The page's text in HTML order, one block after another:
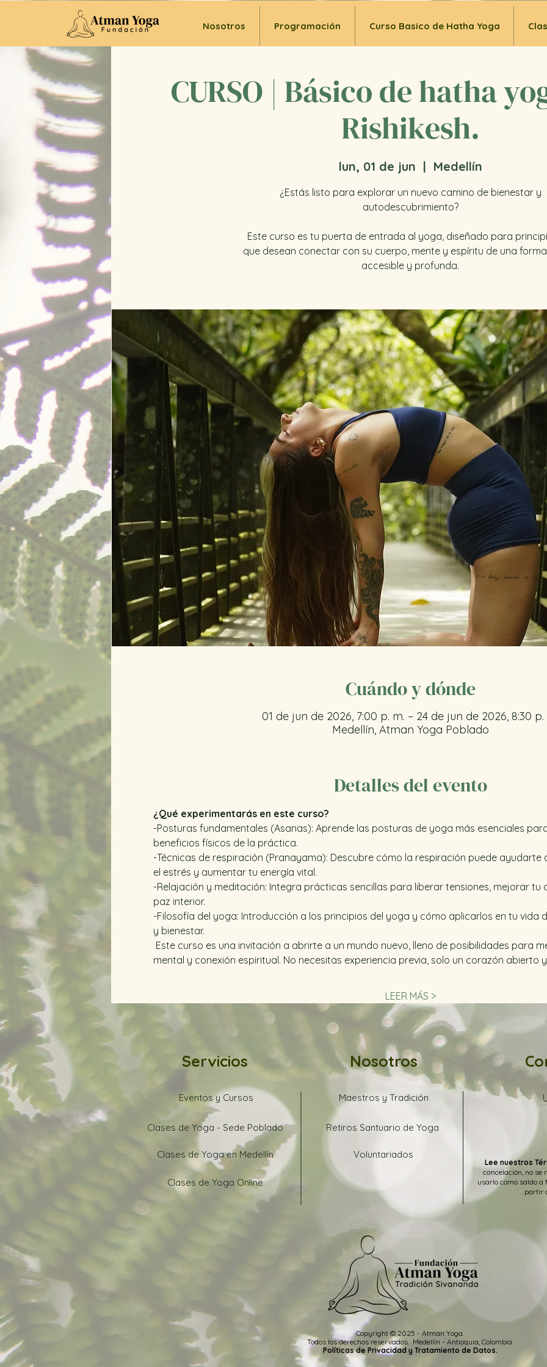
Nosotros Programación Curso Basico de Hatha Yoga
CURSO | Básico de hatha
Rishikesh.
lun, 01 de jun
  |
Medellín
¿Estás listo para explorar un nuevo camino de bienestar y
autodescubrimiento?
Este curso es tu puerta de entrada al yoga, diseñado para
que desean conectar con su cuerpo, mente y espíritu de una
accesible y profunda.
Cuándo y dónde
01 de jun de 2026, 7:00 p. m. – 24 de jun de 2026, 8:30 p.
Medellín, Atman Yoga Poblado
Detalles del evento
¿Qué experimentarás en este curso?
-Posturas fundamentales (Asanas): Aprende las posturas de yoga más esenciales
beneficios físicos de la práctica.
-Técnicas de respiración (Pranayama): Descubre cómo la respiración puede
el estrés y aumentar tu energía vital.
-Relajación y meditación: Integra prácticas sencillas para liberar tensiones, mejorar
paz interior.
-Filosofía del yoga: Introducción a los principios del yoga y cómo aplicarlos en tu vida
y bienestar.
Este curso es una invitación a abrirte a un mundo nuevo, lleno de posibilidades para
mental y conexión espiritual. No necesitas experiencia previa, solo un corazón abierto
LEER MÁS >
Servicios Nosotros
Eventos y Cursos Maestros y Tradición
Clases de Yoga - Sede Poblado Retiros Santuario de Yoga
Clases de Yoga en Medellín
Clases de Yoga Online
Voluntariados
Lee nuestros
cancelación, no se
usarlo como saldo a
partir
Copyright © 2025 - Atman Yoga.
Todos los derechos reservados. Medellín - Antioquia, Colombia.
Políticas de Privacidad y Tratamiento de Datos.